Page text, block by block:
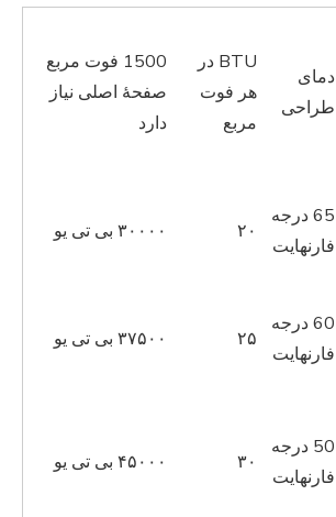
دمای
طراحی
BTU در
هر فوت
مربع
1500 فوت مربع
صفحهٔ اصلی نیاز
دارد
65 درجه
فارنهایت
۲۰ ۳۰۰۰۰ بی تی یو
60 درجه
فارنهایت
۲۵ ۳۷۵۰۰ بی تی یو
50 درجه
فارنهایت
۳۰ ۴۵۰۰۰ بی تی یو